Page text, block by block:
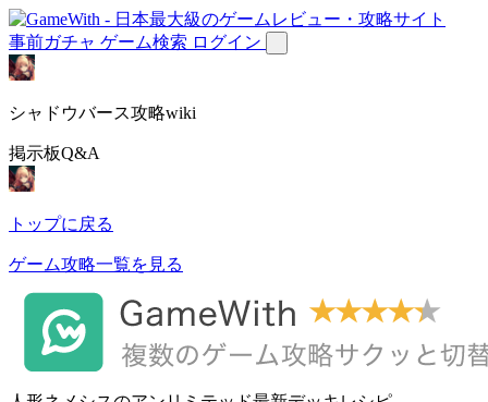
事前ガチャ ゲーム検索 ログイン
シャドウバース攻略wiki
掲示板Q&A
トップに戻る
ゲーム攻略一覧を見る